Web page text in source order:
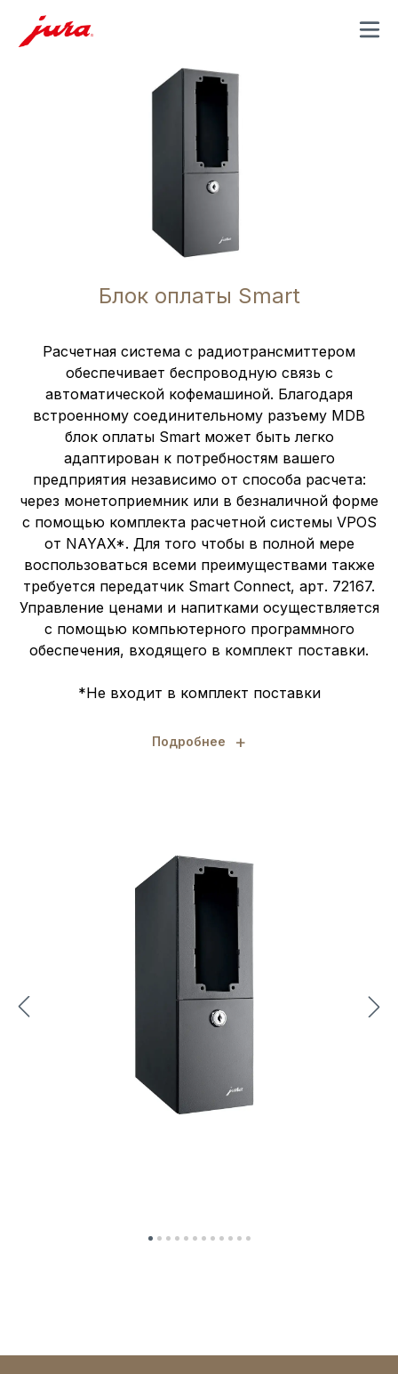
MENU
Блок оплаты Smart
Расчетная система с радиотрансмиттером
обеспечивает беспроводную связь с
автоматической кофемашиной. Благодаря
встроенному соединительному разъему MDB
блок оплаты Smart может быть легко
адаптирован к потребностям вашего
предприятия независимо от способа расчета:
через монетоприемник или в безналичной форме
с помощью комплекта расчетной системы VPOS
от NAYAX*. Для того чтобы в полной мере
воспользоваться всеми преимуществами также
требуется передатчик Smart Connect, арт. 72167.
Управление ценами и напитками осуществляется
с помощью компьютерного программного
обеспечения, входящего в комплект поставки.
*Не входит в комплект поставки
Подробнее +